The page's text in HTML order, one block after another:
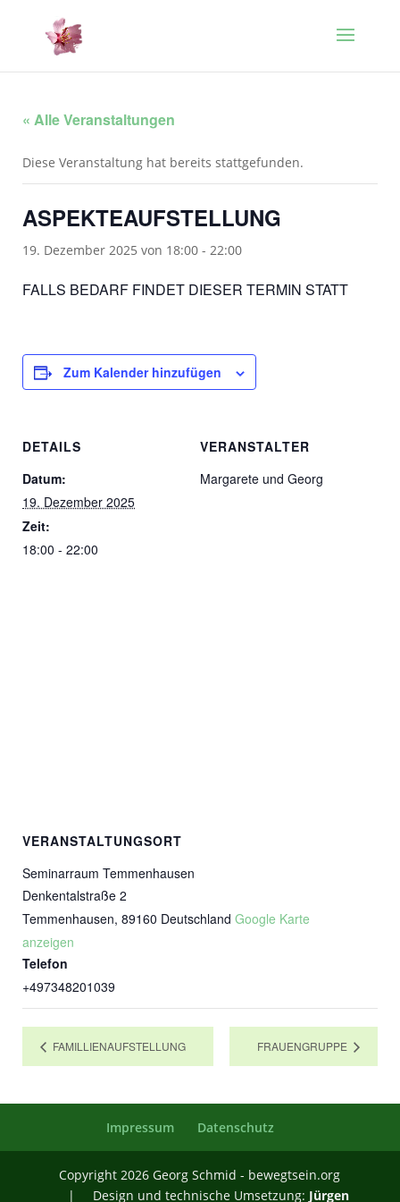
« Alle Veranstaltungen
Diese Veranstaltung hat bereits stattgefunden.
ASPEKTEAUFSTELLUNG
19. Dezember 2025 von 18:00 - 22:00
FALLS BEDARF FINDET DIESER TERMIN STATT
Zum Kalender hinzufügen
DETAILS
Datum:
19. Dezember 2025
Zeit:
18:00 - 22:00
VERANSTALTER
Margarete und Georg
VERANSTALTUNGSORT
Seminarraum Temmenhausen
Denkentalstraße 2
Temmenhausen, 89160 Deutschland Google Karte
anzeigen
Telefon
+497348201039
FAMILLIENAUFSTELLUNG FRAUENGRUPPE
Impressum Datenschutz
Copyright 2026 Georg Schmid - bewegtsein.org
| Design und technische Umsetzung: Jürgen